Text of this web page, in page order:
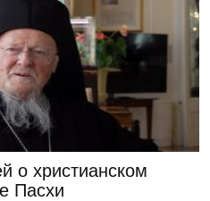
о христианском
Пасхи